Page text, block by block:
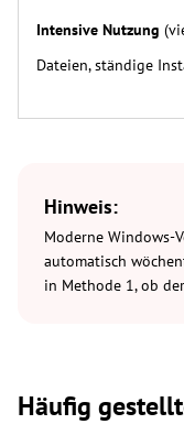
Intensive Nutzung
Dateien, ständige
Hinweis:
Moderne Windows-
automatisch
in Methode 1, ob
Häufig